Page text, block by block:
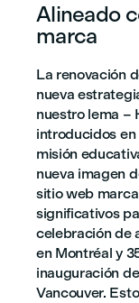
Alineado
marca
La renovación
nueva
nuestro lema –
introducidos
misión
nueva imagen
sitio web
significativos
celebración de
en Montréal y
inauguración
Vancouver.